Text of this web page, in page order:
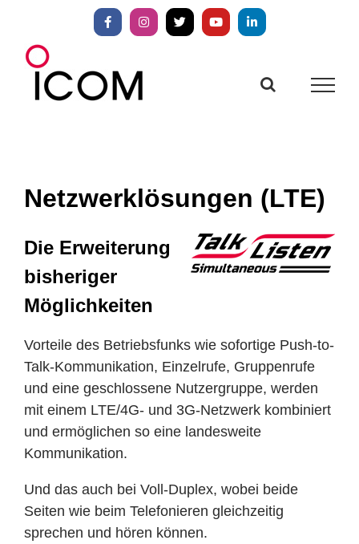
springen
FacebookInstagram
X YouTubeLinkedIn
Netzwerklösungen (LTE)
Die Erweiterung
bisheriger
Möglichkeiten
Vorteile des Betriebsfunks wie sofortige Push-to-
Talk-Kommunikation, Einzelrufe, Gruppenrufe
und eine geschlossene Nutzergruppe, werden
mit einem LTE/4G- und 3G-Netzwerk kombiniert
und ermöglichen so eine landesweite
Kommunikation.
Und das auch bei Voll-Duplex, wobei beide
Seiten wie beim Telefonieren gleichzeitig
sprechen und hören können.